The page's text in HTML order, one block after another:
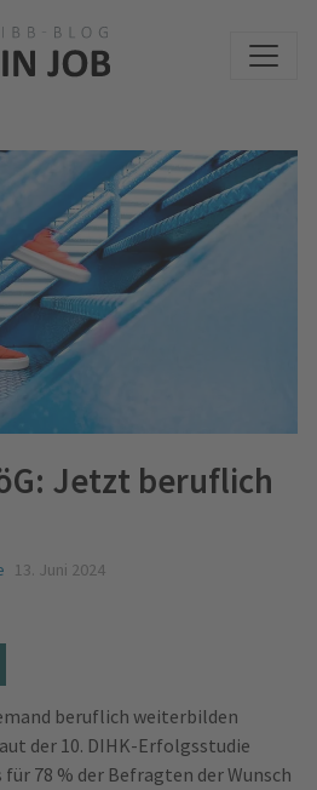
Jetzt beruflich
13. Juni 2024
beruflich weiterbilden
der 10. DIHK-Erfolgsstudie
78 % der Befragten der Wunsch